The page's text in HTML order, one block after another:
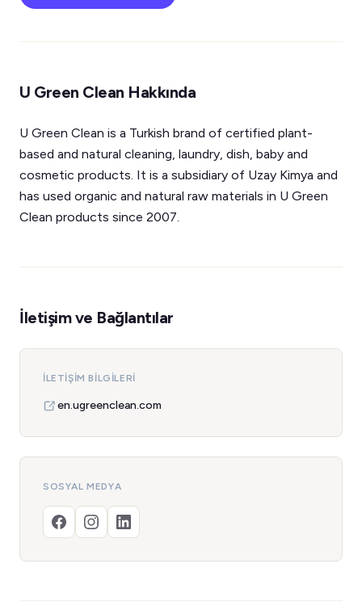
U Green Clean Hakkında
U Green Clean is a Turkish brand of certified plant-
based and natural cleaning, laundry, dish, baby and
cosmetic products. It is a subsidiary of Uzay Kimya and
has used organic and natural raw materials in U Green
Clean products since 2007.
İletişim ve Bağlantılar
İLETIŞIM BILGILERI
en.ugreenclean.com
SOSYAL MEDYA